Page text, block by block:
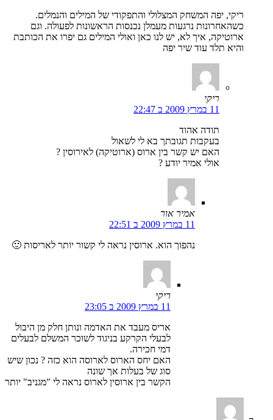
ריקי, יפה המשחק המצלולי והתפקודי של המילים והנמלים.
כשהאחרונות נרגעות מעמלן נכנסות הראשונות לפעולה. וגם
ארוטיקה, איך לא, יש לנו כאן ואולי המילים גם יפרו את הכותבת
והיא תלד עוד שיר יפה
ריקי
11 במרץ 2009 ב 22:47
תודה אהוד
בעקבות תגובתך בא לי לשאול
האם יש קשר בין ארוס (ארוטיקה) לאירוסין ?
אולי אמיר יודע ?
אמיר אור
11 במרץ 2009 ב 22:51
נהפוך הוא. ארוסין נראה לי קשור יותר לאריסות 🙂
ריקי
11 במרץ 2009 ב 23:05
אריס מעבד את האדמה ונותן חלק מן היבול
לבעלי הקרקע בניגוד לשוכר המשלם לבעלים
דמי חכירה.
האם יחס הארוס לארוסה הוא כזה ? נכון שיש
סוג של בעלות אך שונה
הקשר בין ארוסין לארוס נראה לי "מגניב" יותר